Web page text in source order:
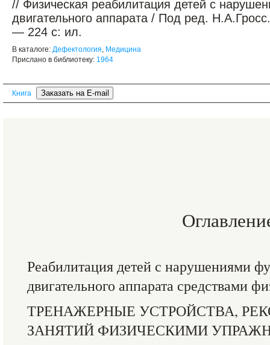
// Физическая реабилитация детей с
двигательного аппарата / Под ред.
— 224 с: ил.
В каталоге: Дефектология, Медицина
Прислано в библиотеку: 1964
Книга
Реабилитация детей с нарушениями
двигательного аппарата средствами
ТРЕНАЖЕРНЫЕ УСТРОЙСТВА,
ЗАНЯТИЙ ФИЗИЧЕСКИМИ